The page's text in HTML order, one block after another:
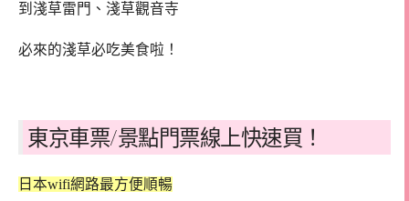
到淺草雷門、淺草觀音寺
必來的淺草必吃美食啦！
東京車票/景點門票線上快速買！
日本wifi網路最方便順暢